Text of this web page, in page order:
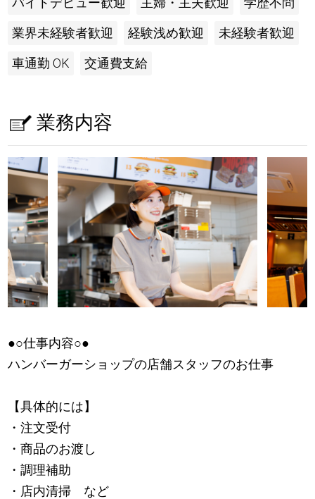
業界未経験者歓迎 経験浅め歓迎 未経験者歓迎
車通勤 OK 交通費支給
業務内容
●○仕事内容○●
ハンバーガーショップの店舗スタッフのお仕事
【具体的には】
・注文受付
・商品のお渡し
・調理補助
・店内清掃 など